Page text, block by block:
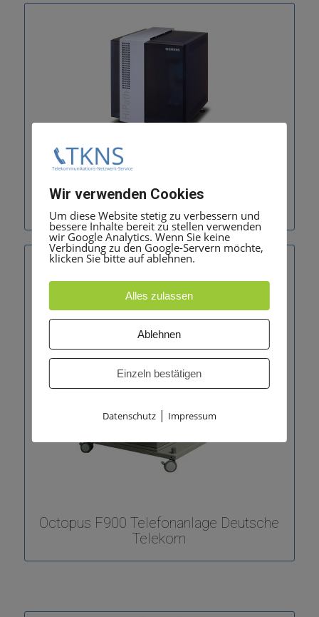
Octopus F650 Deutsche Telekom
Telefonanlage
Octopus F900 Telefonanlage Deutsche
Telekom
Wir verwenden Cookies
Um diese Website stetig zu verbessern und
bessere Inhalte bereit zu stellen verwenden
wir Google Analytics. Wenn Sie keine
Verbindung zu den Google-Servern möchte,
klicken Sie bitte auf ablehnen.
Alles zulassen
Ablehnen
Einzeln bestätigen
Datenschutz| Impressum